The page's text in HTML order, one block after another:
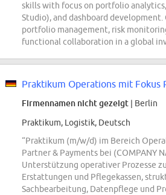
skills with focus on portfolio
Studio), and dashboard
portfolio management, risk
functional collaboration in a global
Firmennamen nicht gezeigt | Berlin
Praktikum, Logistik, Deutsch
“Praktikum (m/w/d) im Bereich
Partner & Payments bei (COMPANY
Unterstützung operativer Prozesse
Erstattungen und Pflegekassen,
Sachbearbeitung, Datenpflege und